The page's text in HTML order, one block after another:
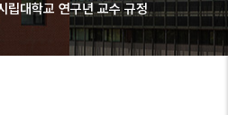
립대학교 연구년 교수 규정